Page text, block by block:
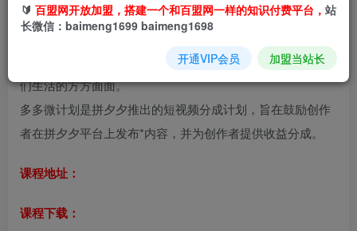
小白一天轻松200+
互联网时代，短视频已经成为最受欢迎的内容形式之一。从
某音、某手、视频号到支付宝等平台，短视频已经渗透到我
们生活的方方面面。
多多微计划是拼夕夕推出的短视频分成计划，旨在鼓励创作
者在拼夕夕平台上发布*内容，并为创作者提供收益分成。
课程地址：
课程下载：
🔰 百盟网开放加盟，搭建一个和百盟网一样的知识付费平台， 站
长微信：baimeng1699 baimeng1698
开通VIP会员 加盟当站长